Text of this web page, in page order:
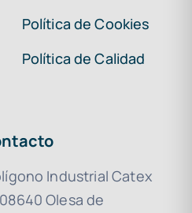
Política de Cookies
Política de Calidad
Industrial Catex
Olesa de